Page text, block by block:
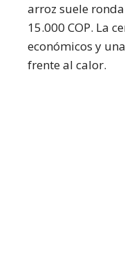
arroz suele
15.000 COP. La
económicos y
frente al calor.